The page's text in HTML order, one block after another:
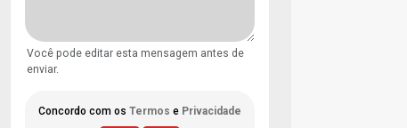
Você pode editar esta mensagem antes de
enviar.
Concordo com os Termos e Privacidade